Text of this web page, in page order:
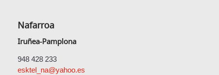
Nafarroa
Iruñea-Pamplona
948 428 233
esktel_na@yahoo.es